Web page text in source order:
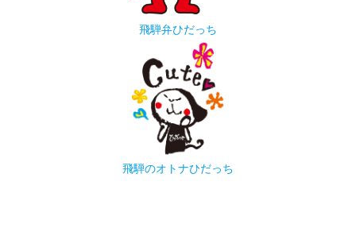
飛騨弁ひだっち
飛騨のオトナひだっち